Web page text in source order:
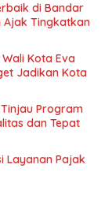
di Bandar
Ajak Tingkatkan
Kota Eva
Jadikan Kota
Program
dan Tepat
Layanan Pajak